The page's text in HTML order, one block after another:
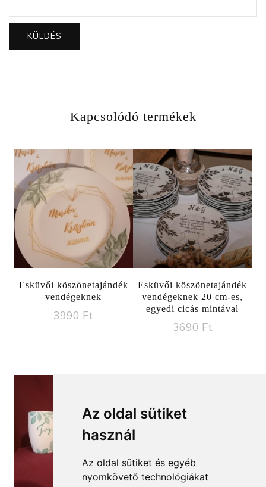
Az oldal sütiket
használ
Az oldal sütiket és egyéb
nyomkövető technológiákat
Kapcsolódó termékek
Esküvői köszönetajándék
vendégeknek
3990 Ft
Esküvői köszönetajándék
vendégeknek 20 cm-es,
egyedi cicás mintával
3690 Ft